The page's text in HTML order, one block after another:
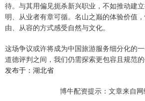
待。与其用偏见扼杀新兴职业，不如推动建
明、从业者有章可循。名山之巅的体验价值
由、从容的方式感受自然与文化。
这场争议或许将成为中国旅游服务细分化的
道德评判之间，我们仍需探索更包容且规范的
发布于：湖北省
博牛配资提示：文章来自网